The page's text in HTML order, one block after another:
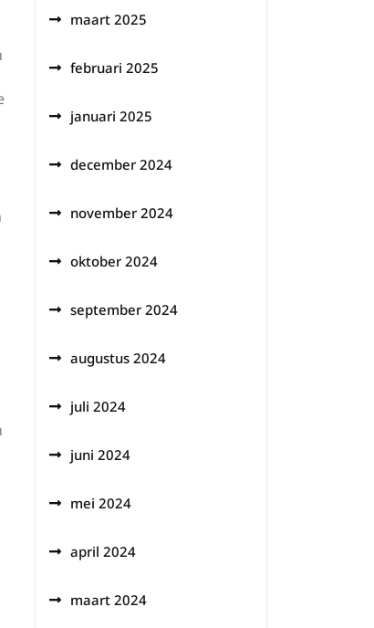
maart 2025
februari 2025
januari 2025
december 2024
november 2024
oktober 2024
september 2024
augustus 2024
juli 2024
juni 2024
mei 2024
april 2024
maart 2024